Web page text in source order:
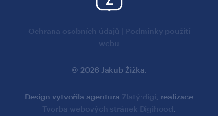
Ochrana osobních údajů
Podmínky použití
webu
© 2026 Jakub Žižka.
Design vytvořila agentura Zlatý:digi, realizace
Tvorba webových stránek Digihood.